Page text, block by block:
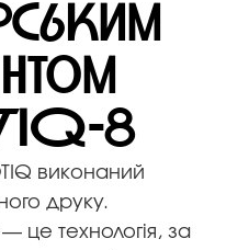
8
виконаний
друку.
це технологія, за